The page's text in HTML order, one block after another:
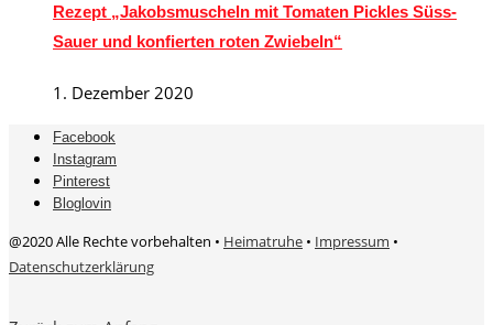
Rezept „Jakobsmuscheln mit Tomaten Pickles Süss-
Sauer und konfierten roten Zwiebeln“
1. Dezember 2020
Facebook
Instagram
Pinterest
Bloglovin
@2020 Alle Rechte vorbehalten • Heimatruhe • Impressum •
Datenschutzerklärung